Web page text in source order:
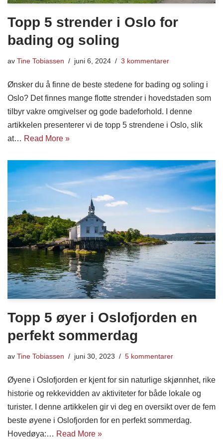
Topp 5 strender i Oslo for
bading og soling
av Tine Tobiassen juni 6, 2024 3 kommentarer
Ønsker du å finne de beste stedene for bading og soling i
Oslo? Det finnes mange flotte strender i hovedstaden som
tilbyr vakre omgivelser og gode badeforhold. I denne
artikkelen presenterer vi de topp 5 strendene i Oslo, slik
at… Read More »
Topp 5 øyer i Oslofjorden en
perfekt sommerdag
av Tine Tobiassen juni 30, 2023 5 kommentarer
Øyene i Oslofjorden er kjent for sin naturlige skjønnhet, rike
historie og rekkevidden av aktiviteter for både lokale og
turister. I denne artikkelen gir vi deg en oversikt over de fem
beste øyene i Oslofjorden for en perfekt sommerdag.
Hovedøya:… Read More »